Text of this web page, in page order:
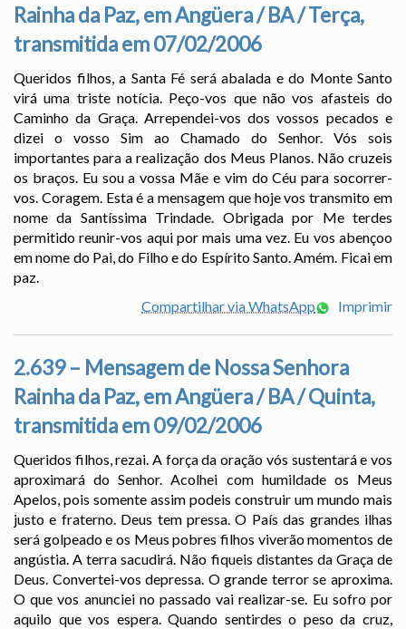
Rainha da Paz, em Angüera / BA / Terça,
transmitida em 07/02/2006
Queridos filhos, a Santa Fé será abalada e do Monte Santo
virá uma triste notícia. Peço-vos que não vos afasteis do
Caminho da Graça. Arrependei-vos dos vossos pecados e
dizei o vosso Sim ao Chamado do Senhor. Vós sois
importantes para a realização dos Meus Planos. Não cruzeis
os braços. Eu sou a vossa Mãe e vim do Céu para socorrer-
vos. Coragem. Esta é a mensagem que hoje vos transmito em
nome da Santíssima Trindade. Obrigada por Me terdes
permitido reunir-vos aqui por mais uma vez. Eu vos abençoo
em nome do Pai, do Filho e do Espírito Santo. Amém. Ficai em
paz.
Compartilhar via WhatsApp
Imprimir
2.639 – Mensagem de Nossa Senhora
Rainha da Paz, em Angüera / BA / Quinta,
transmitida em 09/02/2006
Queridos filhos, rezai. A força da oração vós sustentará e vos
aproximará do Senhor. Acolhei com humildade os Meus
Apelos, pois somente assim podeis construir um mundo mais
justo e fraterno. Deus tem pressa. O País das grandes ilhas
será golpeado e os Meus pobres filhos viverão momentos de
angústia. A terra sacudirá. Não fiqueis distantes da Graça de
Deus. Convertei-vos depressa. O grande terror se aproxima.
O que vos anunciei no passado vai realizar-se. Eu sofro por
aquilo que vos espera. Quando sentirdes o peso da cruz,